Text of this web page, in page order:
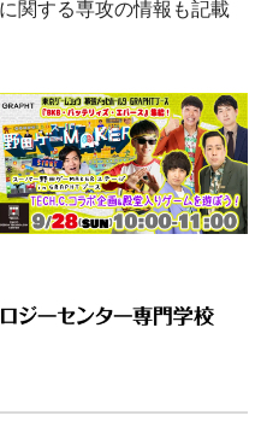
関する専攻の情報も記載